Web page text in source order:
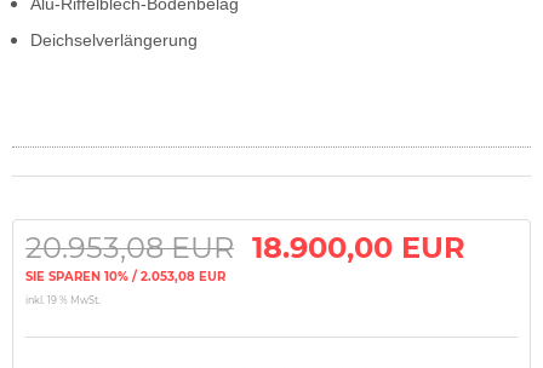
Alu-Riffelblech-Bodenbelag
Deichselverlängerung
20.953,08 EUR 18.900,00 EUR
SIE SPAREN 10% / 2.053,08 EUR
inkl. 19 % MwSt.